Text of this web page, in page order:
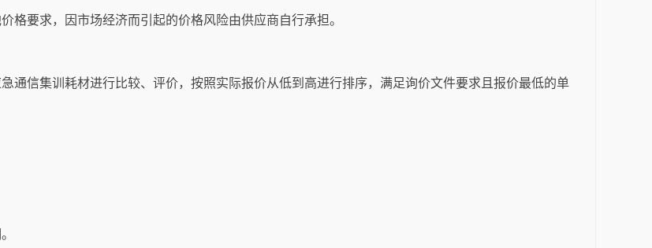
格要求，因市场经济而引起的价格风险由供应商自行承担。
通信集训耗材进行比较、评价，按照实际报价从低到高进行排序，满足询价文件要求且报价最低的单